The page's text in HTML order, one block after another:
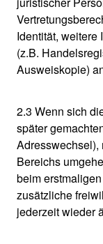
Identität, weitere
(z.B.
Ausweiskopie)
2.3 Wenn sich
später
Adresswechsel),
Bereichs
beim
zusätzliche
jederzeit wieder